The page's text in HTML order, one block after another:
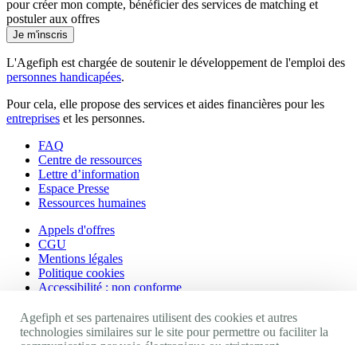
pour créer mon compte, bénéficier des services de matching et
postuler aux offres
Je m'inscris
L'Agefiph est chargée de soutenir le développement de l'emploi des
personnes handicapées.
Pour cela, elle propose des services et aides financières pour les
entreprises et les personnes.
FAQ
Centre de ressources
Lettre d’information
Espace Presse
Ressources humaines
Appels d'offres
CGU
Mentions légales
Politique cookies
Accessibilité : non conforme
Nos autres sites
Agefiph et ses partenaires utilisent des cookies et autres
technologies similaires sur le site pour permettre ou faciliter la